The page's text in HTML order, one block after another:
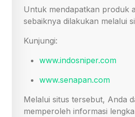
Untuk mendapatkan produk
sebaiknya dilakukan melalui
Kunjungi:
www.indosniper.com
www.senapan.com
Melalui situs tersebut, Anda
memperoleh informasi